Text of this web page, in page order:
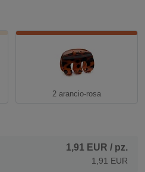
2 arancio-rosa
1,91 EUR / pz.
1,91 EUR